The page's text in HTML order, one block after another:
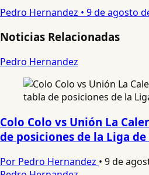
Pedro Hernandez • 9 de agosto
Noticias Relacionadas
Pedro Hernandez
Colo Colo vs Unión La
de posiciones de la Liga
Por Pedro Hernandez • 9 de